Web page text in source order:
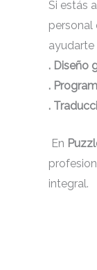
Si estás
personal
ayudarte
. Diseño
.
.
En
integral.